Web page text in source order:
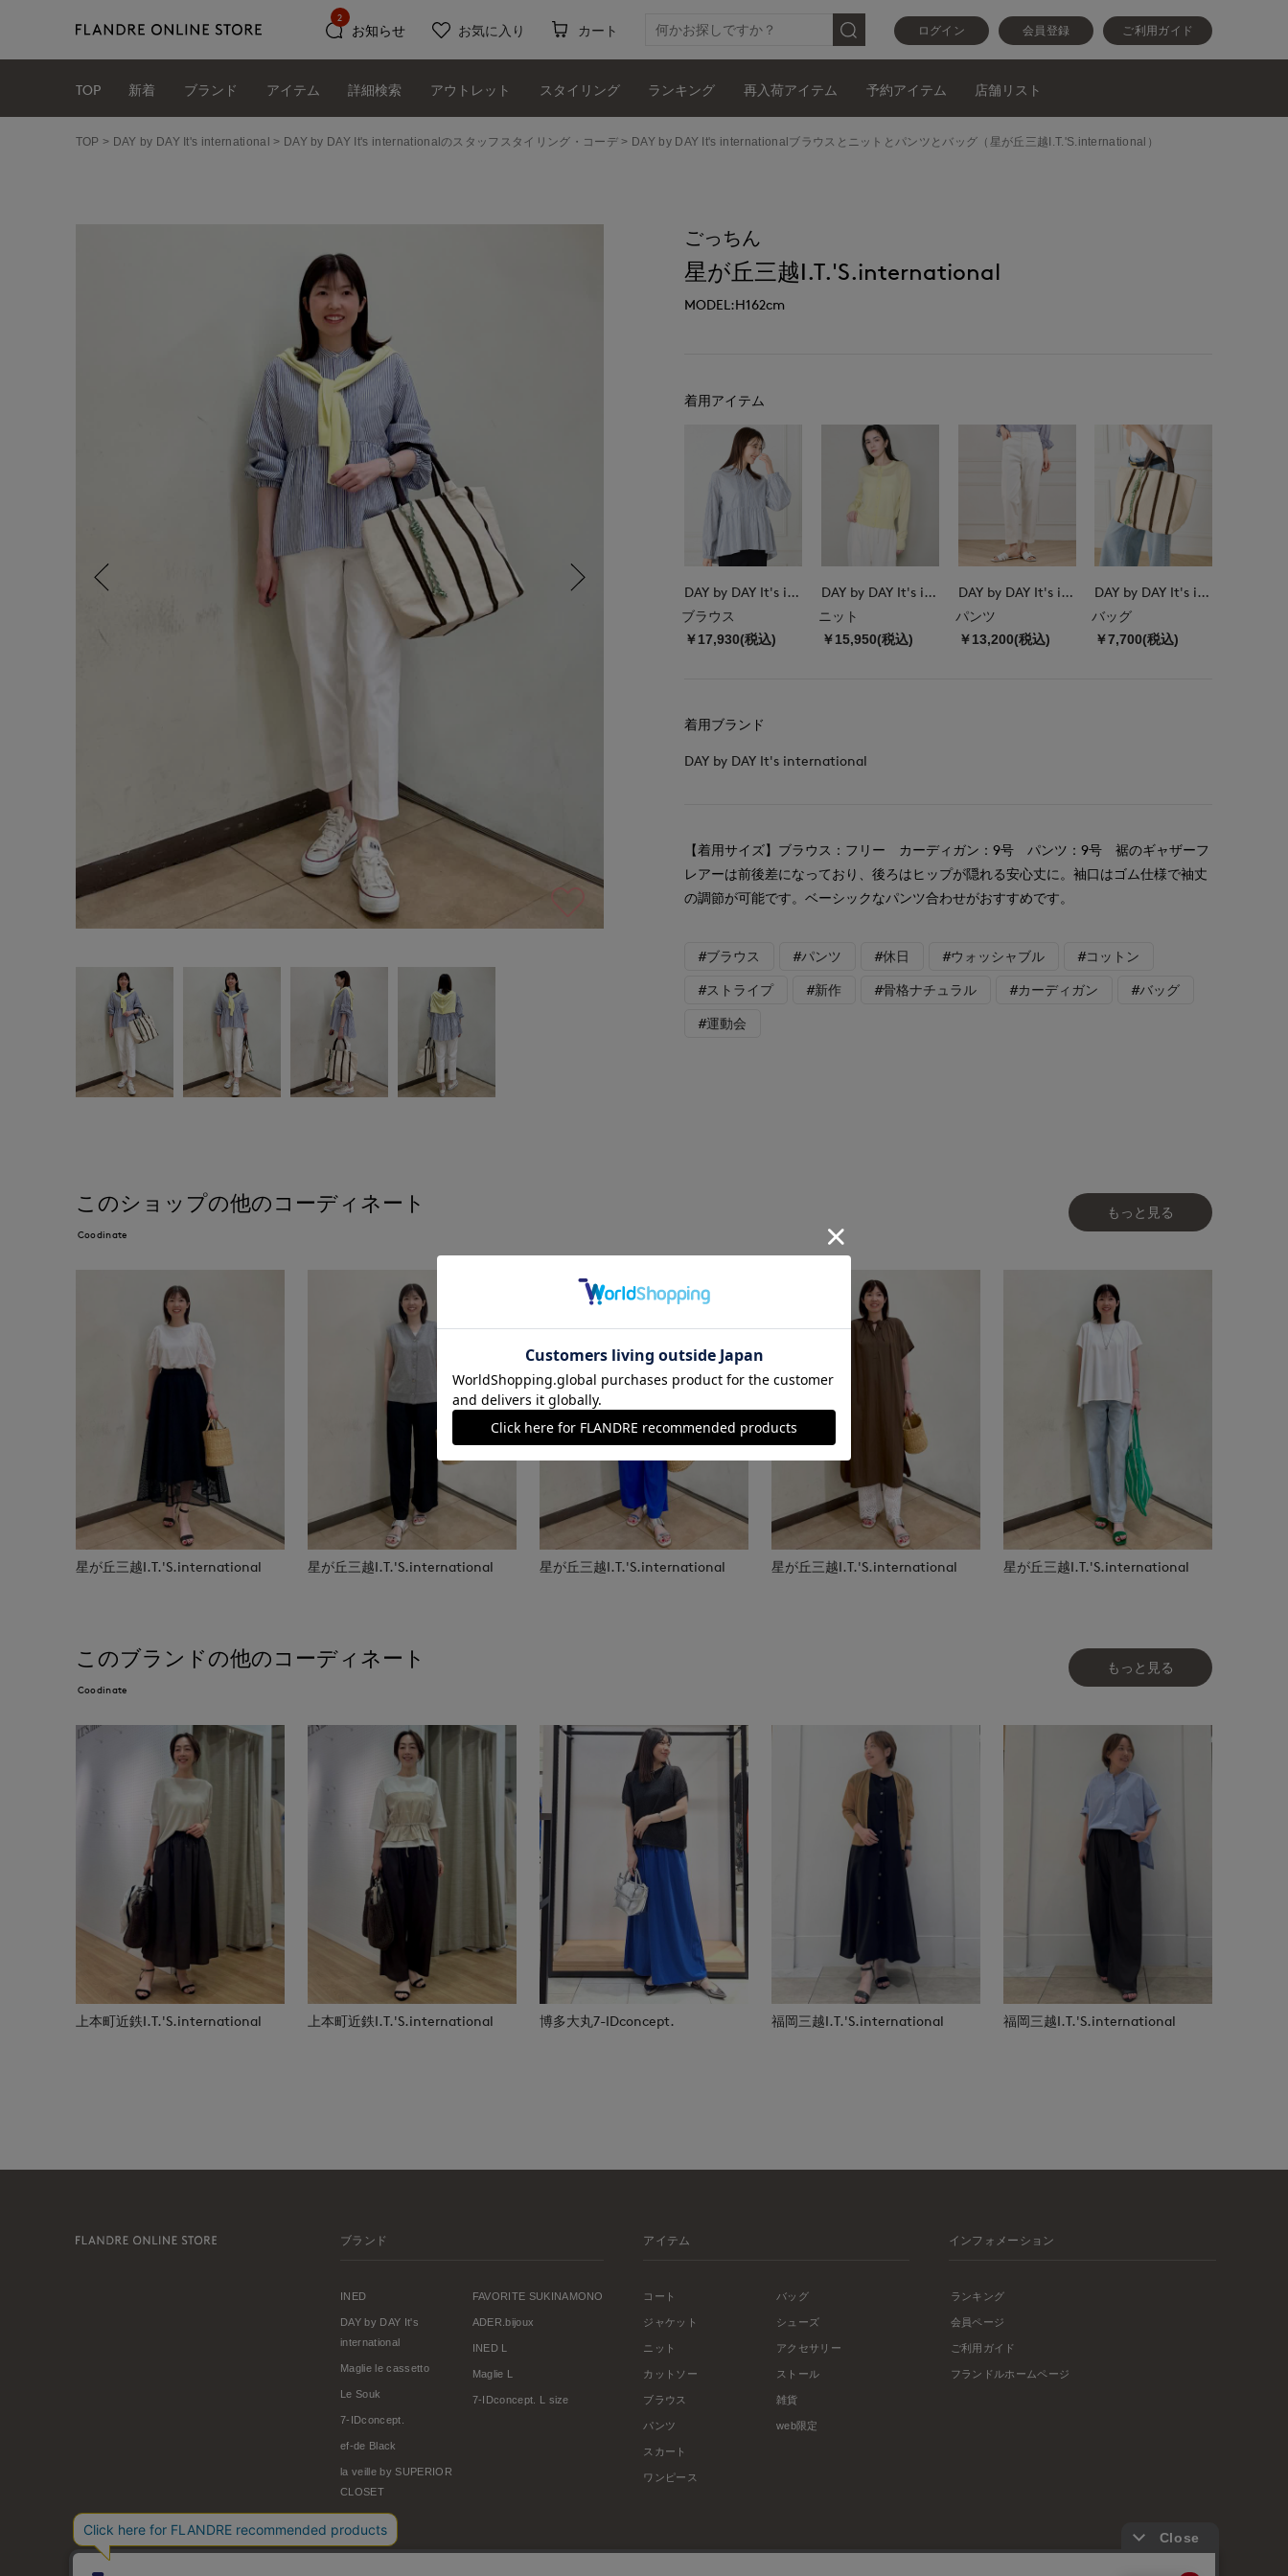
ログイン 会員登録 ご利用ガイド
お知らせ
2
お気に入り カート
TOP 新着 ブランド アイテム 詳細検索 アウトレット スタイリング ランキング 再入荷アイテム 予約アイテム 店舗リスト
TOP DAY by DAY It's international DAY by DAY It's internationalのスタッフスタイリング・コーデ DAY by DAY It's internationalブラウスとニットとパンツとバッグ（星が丘三越I.T.'S.international）
ごっちん
星が丘三越I.T.'S.international
MODEL:H162cm
着用アイテム
DAY by DAY It's international
ブラウス
￥17,930(税込)
DAY by DAY It's international
ニット
￥15,950(税込)
DAY by DAY It's international
パンツ
￥13,200(税込)
DAY by DAY It's international
バッグ
￥7,700(税込)
着用ブランド
DAY by DAY It's international
【着用サイズ】ブラウス：フリー カーディガン：9号 パンツ：9号 裾のギャザーフ
レアーは前後差になっており、後ろはヒップが隠れる安心丈に。袖口はゴム仕様で袖丈
の調節が可能です。ベーシックなパンツ合わせがおすすめです。
#ブラウス #パンツ #休日 #ウォッシャブル #コットン
#ストライプ #新作 #骨格ナチュラル #カーディガン #バッグ
#運動会
このショップの他のコーディネート
Coodinate
もっと見る
星が丘三越I.T.'S.international 星が丘三越I.T.'S.international 星が丘三越I.T.'S.international 星が丘三越I.T.'S.international 星が丘三越I.T.'S.international
このブランドの他のコーディネート
Coodinate
もっと見る
上本町近鉄I.T.'S.international 上本町近鉄I.T.'S.international 博多大丸7-IDconcept. 福岡三越I.T.'S.international 福岡三越I.T.'S.international
ブランド
INED
DAY by DAY It's
international
Maglie le cassetto
Le Souk
7-IDconcept.
ef-de Black
la veille by SUPERIOR
CLOSET
FAVORITE SUKINAMONO
ADER.bijoux
INED L
Maglie L
7-IDconcept. L size
アイテム
コート
ジャケット
ニット
カットソー
ブラウス
パンツ
スカート
ワンピース
バッグ
シューズ
アクセサリー
ストール
雑貨
web限定
インフォメーション
ランキング
会員ページ
ご利用ガイド
フランドルホームページ